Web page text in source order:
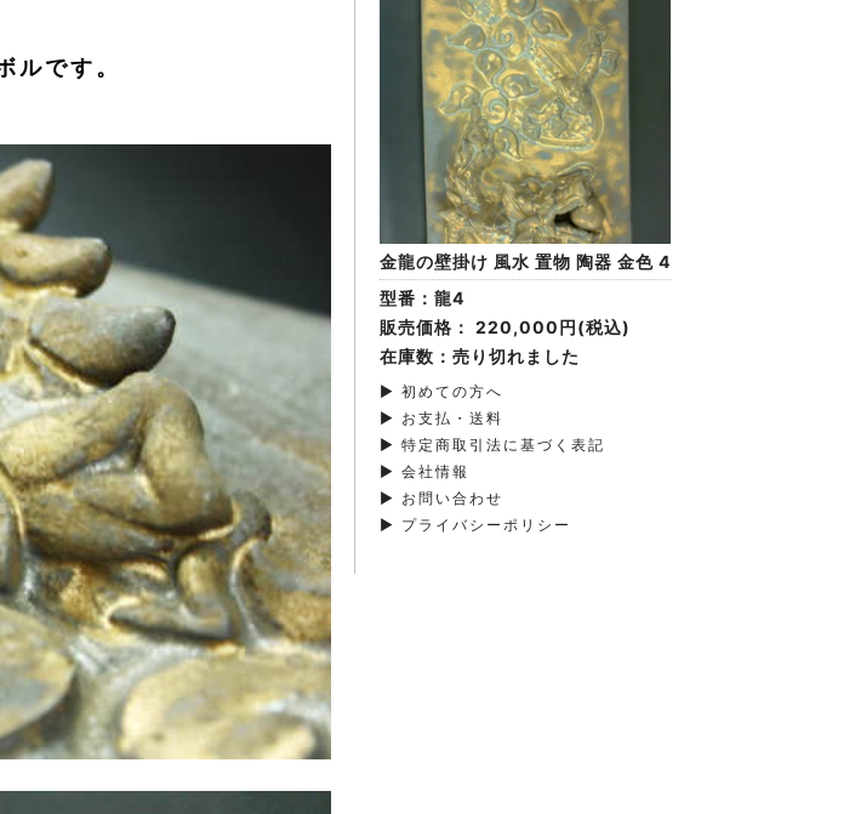
ルです。
金龍の壁掛け 風水 置物 陶器 金色 4
型番：龍4
販売価格： 220,000円(税込)
在庫数：売り切れました
▶ 初めての方へ
▶ お支払・送料
▶ 特定商取引法に基づく表記
▶ 会社情報
▶ お問い合わせ
▶ プライバシーポリシー